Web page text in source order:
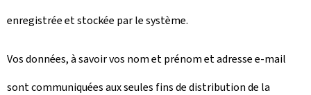
enregistrée et stockée par le système.
Vos données, à savoir vos nom et prénom et adresse e-mail
sont communiquées aux seules fins de distribution de la